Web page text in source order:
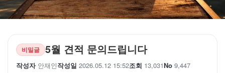
비밀글 5월 견적 문의드립니다
작성자안재인작성일 2026.05.12 15:52조회 13,031No 9,447